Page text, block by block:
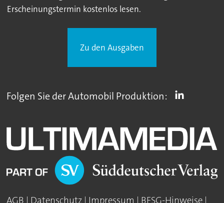
Erscheinungstermin kostenlos lesen.
Zu den Ausgaben
Folgen Sie der Automobil Produktion: